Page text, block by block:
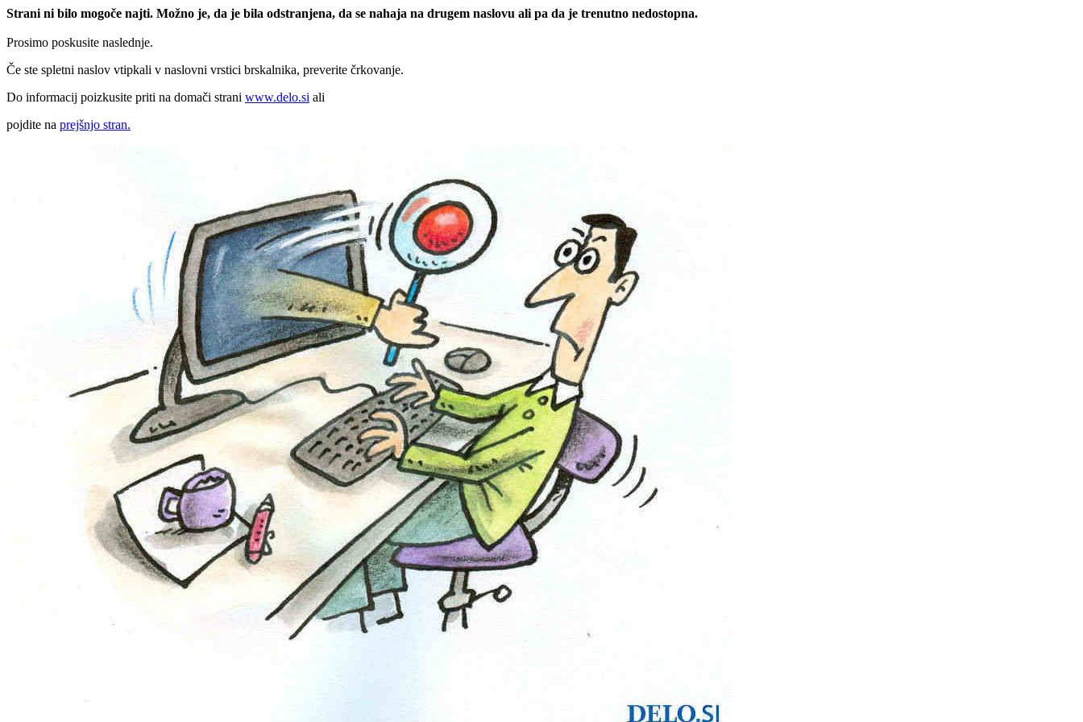
Strani ni bilo mogoče najti. Možno je, da je bila odstranjena, da se nahaja na drugem naslovu ali pa da je trenutno nedostopna.
Prosimo poskusite naslednje.
Če ste spletni naslov vtipkali v naslovni vrstici brskalnika, preverite črkovanje.
Do informacij poizkusite priti na domači strani www.delo.si ali
pojdite na prejšnjo stran.